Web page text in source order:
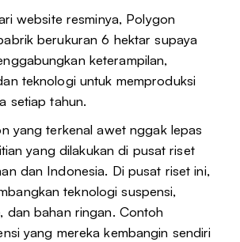
website resminya, Polygon
berukuran 6 hektar supaya
keterampilan,
teknologi untuk memproduksi
setiap tahun.
yang terkenal awet nggak lepas
yang dilakukan di pusat riset
dan Indonesia. Di pusat riset ini,
teknologi suspensi,
dan bahan ringan. Contoh
yang mereka kembangin sendiri